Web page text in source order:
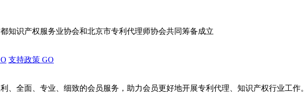
知识产权服务业协会和北京市专利代理师协会共同筹备成立
支持政策 GO
、全面、专业、细致的会员服务，助力会员更好地开展专利代理、知识产权行业工作。